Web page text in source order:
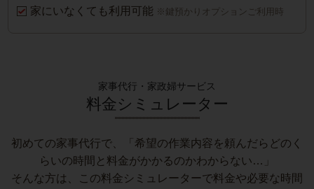
家にいなくても利用可能 ※鍵預かりオプションご利用時
家事代行・家政婦サービス
料金シミュレーター
初めての家事代行で、「希望の作業内容を頼んだらどのく
らいの時間と料金がかかるのかわからない…」
そんな方は、この料金シミュレーターで料金や必要な時間